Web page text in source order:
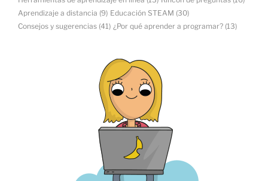
Aprendizaje a distancia (9) Educación STEAM (30)
Consejos y sugerencias (41) ¿Por qué aprender a programar? (13)